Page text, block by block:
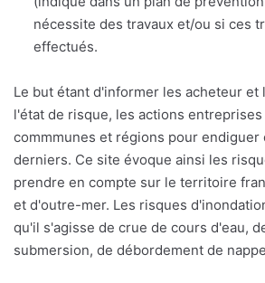
nécessite des travaux et/ou si ces
effectués.
Le but étant d'informer les acheteur et
l'état de risque, les actions entreprises
commmunes et régions pour endiguer
derniers. Ce site évoque ainsi les
prendre en compte sur le territoire
et d'outre-mer. Les risques
qu'il s'agisse de crue de cours d'eau,
submersion, de débordement de